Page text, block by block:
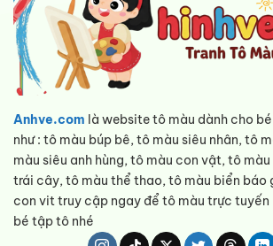
Anhve.com là website tô màu dành cho
như : tô màu búp bê, tô màu siêu nhân, tô
màu siêu anh hùng, tô màu con vật, tô
trái cây, tô màu thể thao, tô màu biển báo
con vit truy cập ngay để tô màu trực
bé tập tô nhé